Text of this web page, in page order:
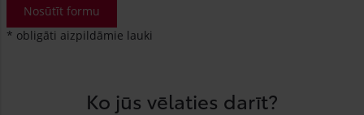
Nosūtīt formu
* obligāti aizpildāmie lauki
Ko jūs vēlaties darīt?